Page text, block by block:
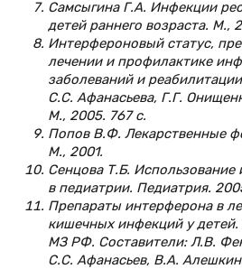
Самсыгина Г.А. Инфекции
детей раннего возраста. М.,
Интерфероновый статус,
лечении и профилактике
заболеваний и
С.С. Афанасьева, Г.Г.
М., 2005. 767 с.
Попов В.Ф. Лекарственные
М., 2001.
Сенцова Т.Б.
в педиатрии. Педиатрия.
Препараты интерферона в
кишечных инфекций у
МЗ РФ. Составители: Л.В.
С.С. Афанасьев, В.А.